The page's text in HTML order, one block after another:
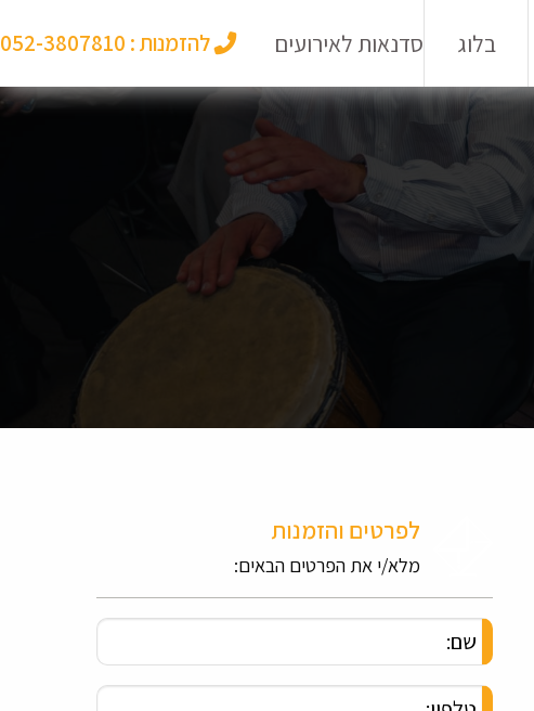
בלוג סדנאות לאירועים להזמנות :
לפרטים והזמנות
מלא/י את הפרטים הבאים: